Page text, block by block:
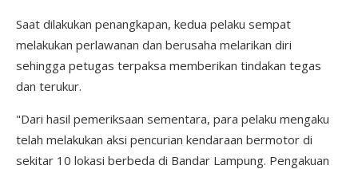
Saat dilakukan penangkapan, kedua pelaku sempat
melakukan perlawanan dan berusaha melarikan diri
sehingga petugas terpaksa memberikan tindakan tegas
dan terukur.
"Dari hasil pemeriksaan sementara, para pelaku mengaku
telah melakukan aksi pencurian kendaraan bermotor di
sekitar 10 lokasi berbeda di Bandar Lampung. Pengakuan